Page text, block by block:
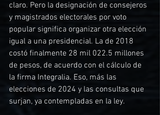
claro. Pero la designación de consejeros
y magistrados electorales por voto
popular significa organizar otra elección
igual a una presidencial. La de 2018
costó finalmente 28 mil 022.5 millones
de pesos, de acuerdo con el cálculo de
la firma Integralia. Eso, más las
elecciones de 2024 y las consultas que
surjan, ya contempladas en la ley.